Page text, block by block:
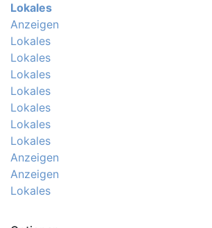
Lokales
Anzeigen
Lokales
Lokales
Lokales
Lokales
Lokales
Lokales
Lokales
Anzeigen
Anzeigen
Lokales